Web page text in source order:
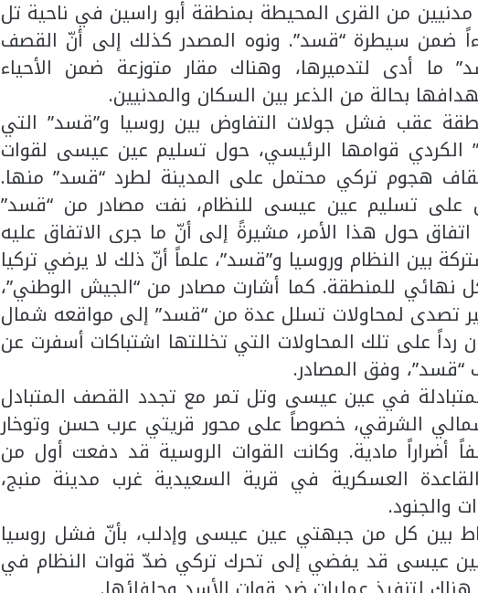
من القرى المحيطة بمنطقة أبو راسين في ناحية تل
ضمن سيطرة “قسد”. ونوه المصدر كذلك إلى أنّ القصف
ما أدى لتدميرها، وهناك مقار متوزعة ضمن الأحياء
بحالة من الذعر بين السكان والمدنيين.
عقب فشل جولات التفاوض بين روسيا و”قسد” التي
قوامها الرئيسي، حول تسليم عين عيسى لقوات
هجوم تركي محتمل على المدينة لطرد “قسد” منها.
على تسليم عين عيسى للنظام، نفت مصادر من “قسد”
اتفاق حول هذا الأمر، مشيرةً إلى أنّ ما جرى الاتفاق عليه
بين النظام وروسيا و”قسد”، علماً أنّ ذلك لا يرضي تركيا
نهائي للمنطقة. كما أشارت مصادر من “الجيش الوطني”،
تصدى لمحاولات تسلل عدة من “قسد” إلى مواقعه شمال
على تلك المحاولات التي تخللتها اشتباكات أسفرت عن
وفق المصادر.
في عين عيسى وتل تمر مع تجدد القصف المتبادل
الشرقي، خصوصاً على محور قريتي عرب حسن وتوخار
أضراراً مادية. وكانت القوات الروسية قد دفعت أول من
العسكرية في قرية السعيدية غرب مدينة منبج،
بين كل من جبهتي عين عيسى وإدلب، بأنّ فشل روسيا
عين عيسى قد يفضي إلى تحرك تركي ضدّ قوات النظام في